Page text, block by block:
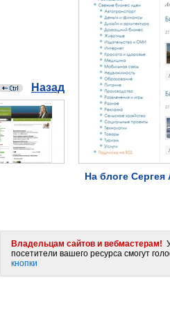
Назад
На блоге Сергея
Владельцам сайтов и вебмастерам!
посетители вашего ресурса смогут
кнопки